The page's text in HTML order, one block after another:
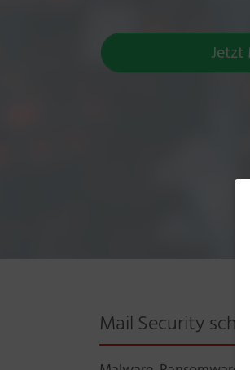
Jetzt
Mail Security